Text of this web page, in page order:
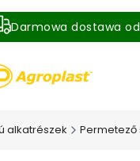
Darmowa dostawa od
alkatrészek Permetező